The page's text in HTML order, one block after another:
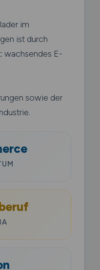
im
ist durch
wachsendes E-
sowie der